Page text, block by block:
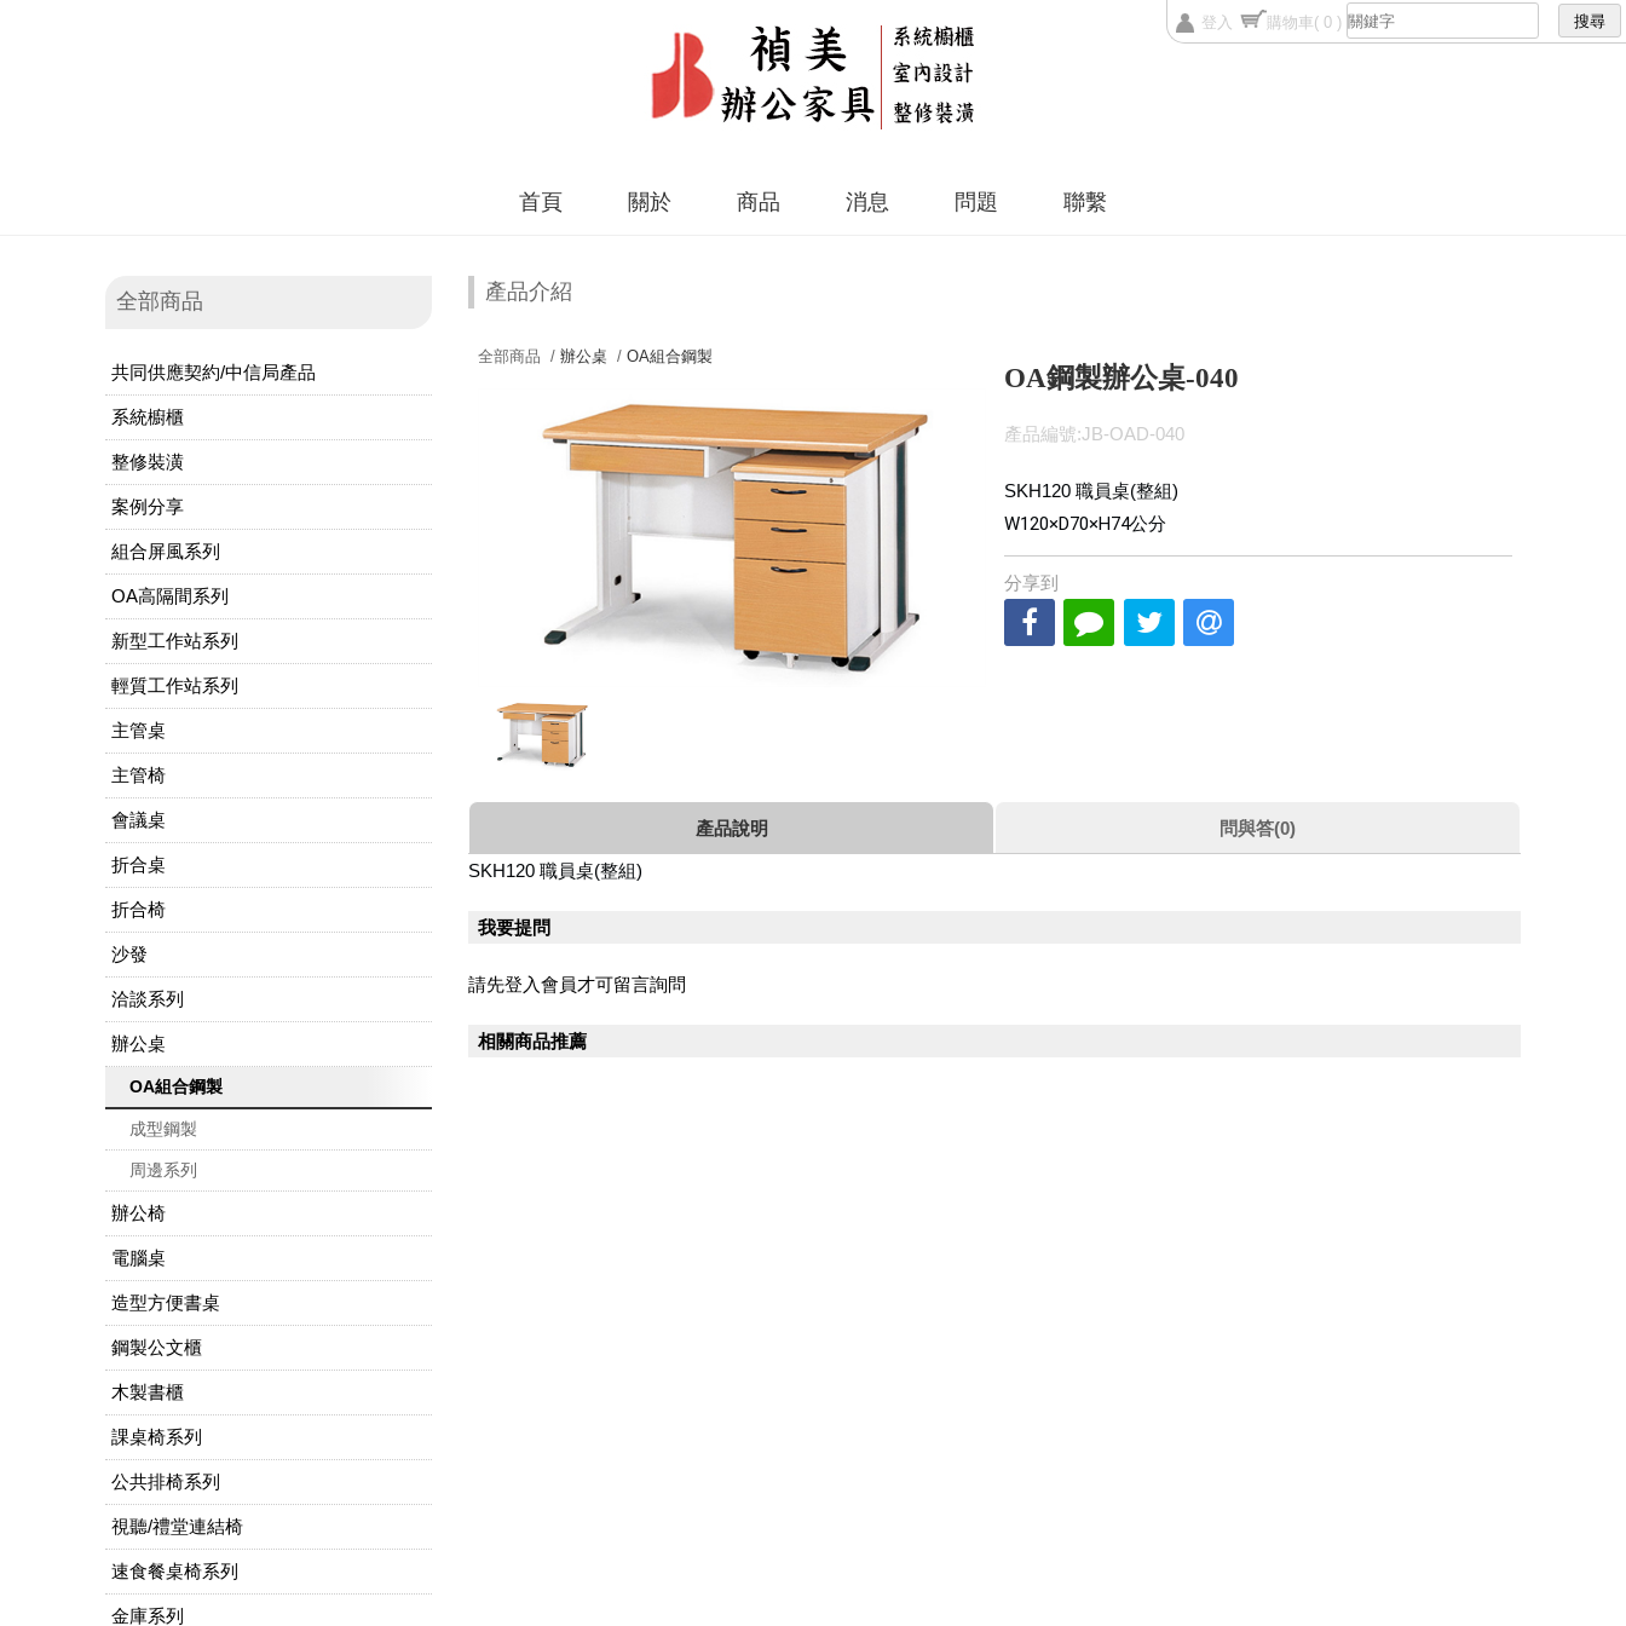
登入 購物車( 0 )
首頁 關於 商品 消息 問題 聯繫
全部商品
共同供應契約/中信局產品
系統櫥櫃
整修裝潢
案例分享
組合屏風系列
OA高隔間系列
新型工作站系列
輕質工作站系列
主管桌
主管椅
會議桌
折合桌
折合椅
沙發
洽談系列
辦公桌
OA組合鋼製
成型鋼製
周邊系列
辦公椅
電腦桌
造型方便書桌
鋼製公文櫃
木製書櫃
課桌椅系列
公共排椅系列
視聽/禮堂連結椅
速食餐桌椅系列
金庫系列
產品介紹
全部商品 / 辦公桌 / OA組合鋼製
OA鋼製辦公桌-040
產品編號:JB-OAD-040
SKH120 職員桌(整組)
W120×D70×H74公分
分享到
產品說明 問與答(0)
SKH120 職員桌(整組)
我要提問
請先登入會員才可留言詢問
相關商品推薦